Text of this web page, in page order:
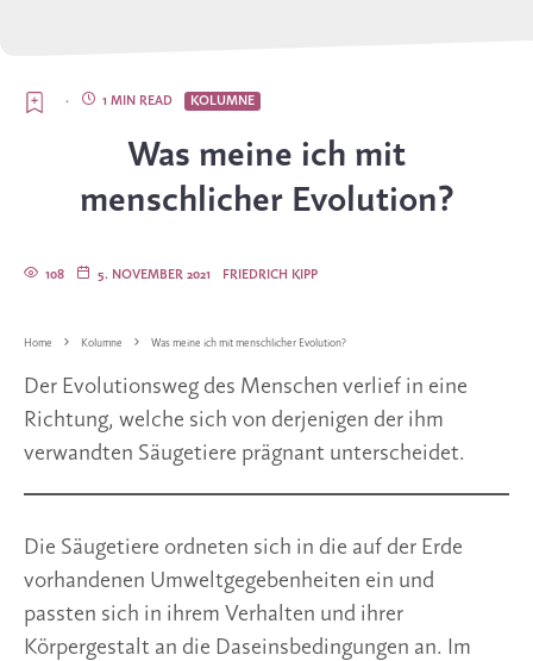
KOLUMNE
1 MIN READ
·
Was meine ich mit
menschlicher Evolution?
FRIEDRICH KIPP
5. NOVEMBER 2021
108
Home Kolumne Was meine ich mit menschlicher Evolution?
Der Evolutionsweg des Menschen verlief in eine
Richtung, welche sich von derjenigen der ihm
verwandten Säugetiere prägnant unterscheidet.
Die Säugetiere ordneten sich in die auf der Erde
vorhandenen Umweltgegebenheiten ein und
passten sich in ihrem Verhalten und ihrer
Körpergestalt an die Daseinsbedingungen an. Im